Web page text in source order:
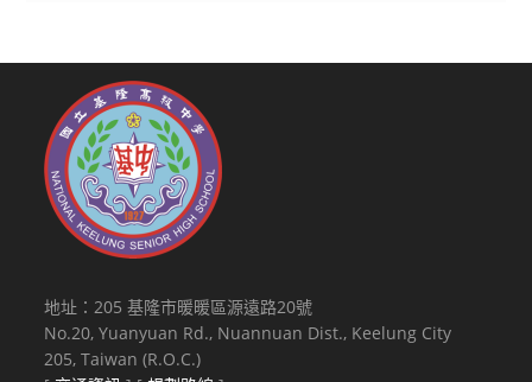
地址：205 基隆市暖暖區源遠路20號
No.20, Yuanyuan Rd., Nuannuan Dist., Keelung City
205, Taiwan (R.O.C.)